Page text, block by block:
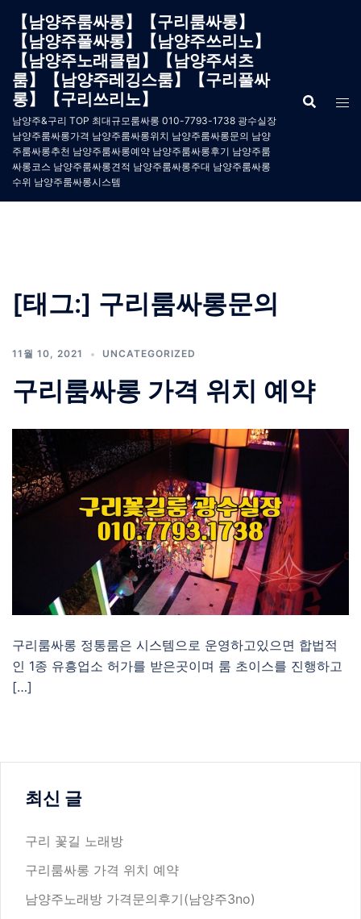
Skip
content
【남양주룸싸롱】【구리룸싸롱】
【남양주풀싸롱】【남양주쓰리노】
【남양주노래클럽】【남양주셔츠
룸】【남양주레깅스룸】【구리풀싸
롱】【구리쓰리노】
남양주&구리 TOP 최대규모룸싸롱 010-7793-1738 광수실장
남양주룸싸롱가격 남양주룸싸롱위치 남양주룸싸롱문의 남양
주룸싸롱추천 남양주룸싸롱예약 남양주룸싸롱후기 남양주룸
싸롱코스 남양주룸싸롱견적 남양주룸싸롱주대 남양주룸싸롱
수위 남양주룸싸롱시스템
[태그:] 구리룸싸롱문의
11월 10, 2021 UNCATEGORIZED
구리룸싸롱 가격 위치 예약
구리룸싸롱 정통룸은 시스템으로 운영하고있으면 합법적
인 1종 유흥업소 허가를 받은곳이며 룸 초이스를 진행하고
[…]
최신 글
구리 꽃길 노래방
구리룸싸롱 가격 위치 예약
남양주노래방 가격문의후기(남양주3no)